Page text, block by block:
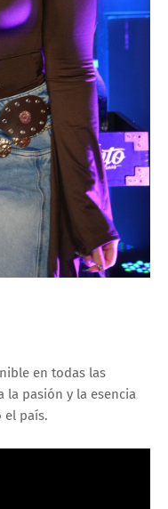
en todas las
la pasión y la esencia
el país.